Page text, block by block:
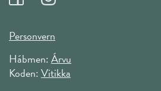
Personvern
Hábmen:Árvu
Koden:Vitikka